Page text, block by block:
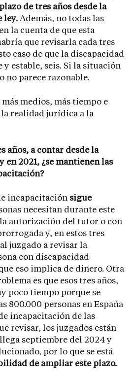
de tres años desde la
ley. Además, no todas las
la cuenta de que esta
que revisarla cada tres
caso de que la discapacidad
y estable, seis. Si la situación
no parece razonable.
más medios, más tiempo e
realidad jurídica a la
años, a contar desde la
en 2021, ¿se mantienen las
incapacitación sigue
necesitan durante este
autorización del tutor o con
y, en estos tres
juzgado a revisar la
con discapacidad
eso implica de dinero. Otra
es que esos tres años,
poco tiempo porque se
800.000 personas en España
incapacitación de las
revisar, los juzgados están
septiembre del 2024 y
por lo que se está
de ampliar este plazo.